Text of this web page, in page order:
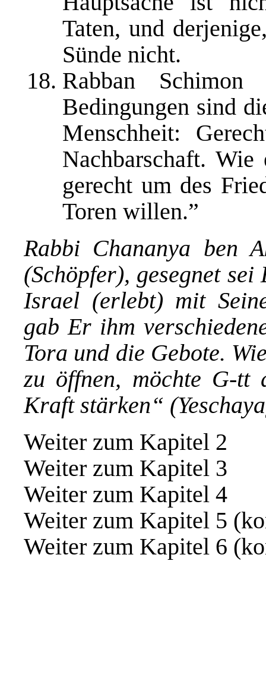
Taten, und
Sünde nicht.
Rabban
Bedingungen sind
Menschheit:
Nachbarschaft.
gerecht um des
Toren willen.”
Rabbi Chananya ben
(Schöpfer), gesegnet
Israel (erlebt) mit
gab Er ihm
Tora und die Gebote.
zu öffnen, möchte G-tt
Kraft stärken“
Weiter zum Kapitel 2
Weiter zum Kapitel 3
Weiter zum Kapitel 4
Weiter zum Kapitel 5
Weiter zum Kapitel 6